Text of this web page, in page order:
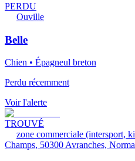
PERDU
Ouville
Belle
Chien • Épagneul breton
Perdu récemment
Voir l'alerte
TROUVÉ
zone commerciale (intersport,
Champs, 50300 Avranches,